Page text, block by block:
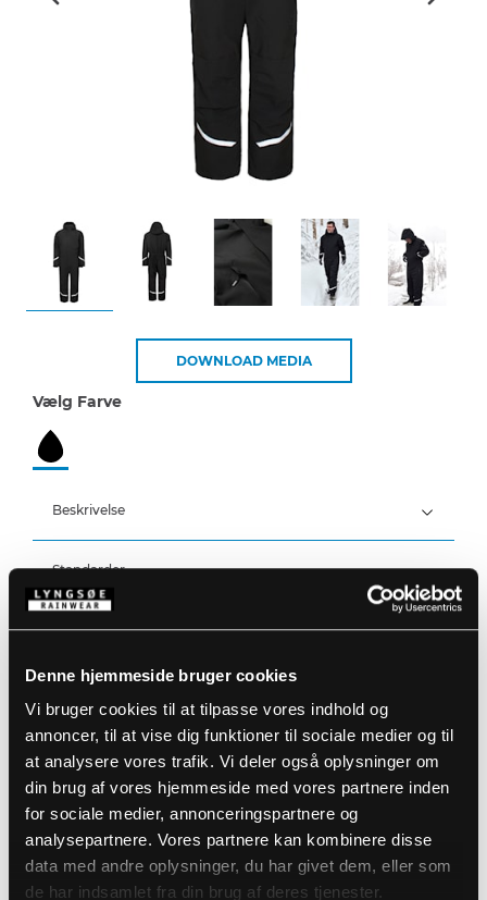
Denne hjemmeside bruger cookies
Vi bruger cookies til at tilpasse vores indhold og
annoncer, til at vise dig funktioner til sociale medier og til
at analysere vores trafik. Vi deler også oplysninger om
din brug af vores hjemmeside med vores partnere inden
for sociale medier, annonceringspartnere og
analysepartnere. Vores partnere kan kombinere disse
data med andre oplysninger, du har givet dem, eller som
de har indsamlet fra din brug af deres tjenester.
DOWNLOAD MEDIA
Vælg Farve
Beskrivelse
100% Polyester Stretch med PU Membran, 250 g/m²
Foer: 100% Polyester med 140 g/m² polyesterfyld
Standarder
Detaljer
Skjult to-vejs YKK lynlås med velcrolukning
Velcrojustering ved ærmer og ankler
Justering i taljen med snøre
Fast hætte med snøre
To sidelommer med lynlås
Elastisk vindfang ved håndled
To lommer på lår med lynlås
En indvendig brystlomme
Forstærkning på knæene
Lynlås (46 cm, str. L) i benet
Produktdata
Varenummer: 4WS-4073-07
DB-nummer: 2417101
EAN: 5708217962122
Størrelsesguide
Vaskeanvisninger
DOWNLOAD PRODUKTBLAD